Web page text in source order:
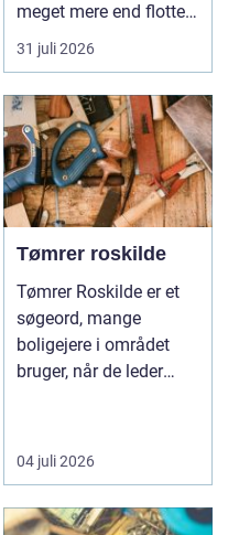
meget mere end flotte
streger på p...
31 juli 2026
Tømrer roskilde
Tømrer Roskilde er et
søgeord, mange
boligejere i området
bruger, når de leder
04 juli 2026